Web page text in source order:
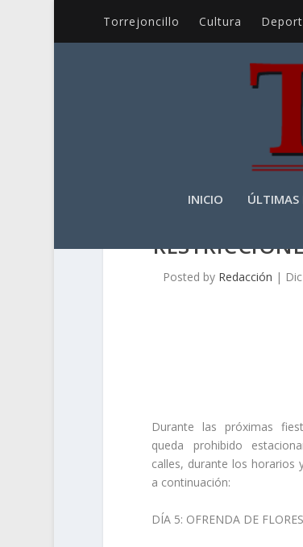
Torrejoncillo Cultura
INICIO ÚLTIMAS
Posted by Redacción |
Durante las próximas
queda prohibido
calles, durante los horarios
a continuación:
DÍA 5: OFRENDA DE FLORES